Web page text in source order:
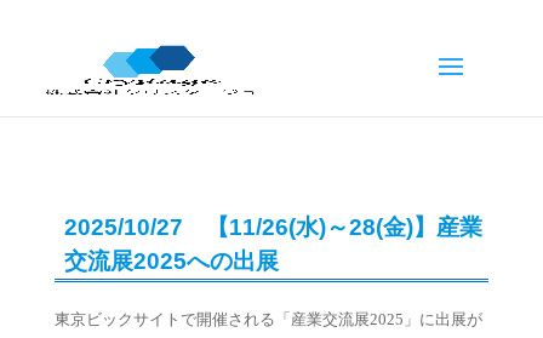
2025/10/27 【11/26(水)～28(金)】産業
交流展2025への出展
東京ビックサイトで開催される「産業交流展2025」に出展が